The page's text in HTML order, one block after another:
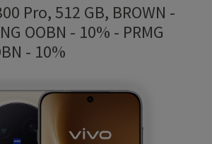
Pro, 512 GB, BROWN -
OOBN - 10% - PRMG
- 10%